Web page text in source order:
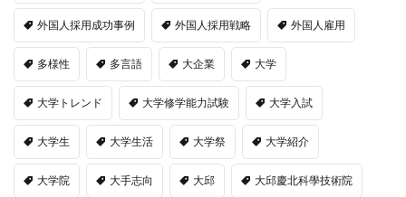
外国人採用成功事例 外国人採用戦略 外国人雇用
多様性 多言語 大企業 大学
大学トレンド 大学修学能力試験 大学入試
大学生 大学生活 大学祭 大学紹介
大学院 大手志向 大邱 大邱慶北科學技術院